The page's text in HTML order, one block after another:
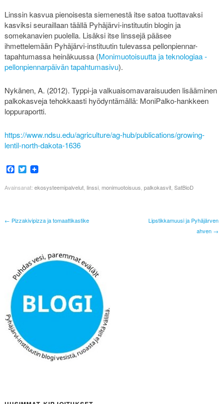
Linssin kasvua pienoisesta siemenestä itse satoa tuottavaksi
kasviksi seuraillaan täällä Pyhäjärvi-instituutin blogin ja
somekanavien puolella. Lisäksi itse linssejä pääsee
ihmettelemään Pyhäjärvi-instituutin tulevassa pellonpiennar-
tapahtumassa heinäkuussa (Monimuotoisuutta ja teknologiaa -
pellonpiennarpäivän tapahtumasivu).
Nykänen, A. (2012). Typpi-ja valkuaisomavaraisuuden lisääminen
palkokasveja tehokkaasti hyödyntämällä: MoniPalko-hankkeen
loppuraportti.
https://www.ndsu.edu/agriculture/ag-hub/publications/growing-
lentil-north-dakota-1636
Facebook
Twitter
Avainsanat: ekosysteemipalvelut, linssi, monimuotoisuus, palkokasvit, SatBioD
← Pizzakivipizza ja tomaattikastike
Lipstikkamuusi ja Pyhäjärven
ahven →